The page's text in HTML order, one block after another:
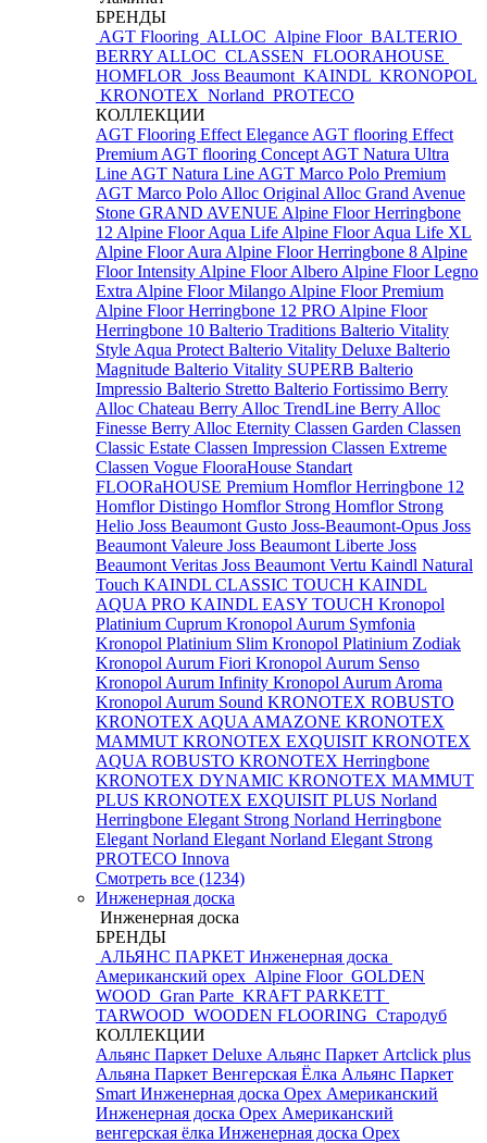
БРЕНДЫ
AGT Flooring ALLOC Alpine Floor BALTERIO
BERRY ALLOC CLASSEN FLOORAHOUSE
HOMFLOR Joss Beaumont KAINDL KRONOPOL
KRONOTEX Norland PROTECO
КОЛЛЕКЦИИ
AGT Flooring Effect Elegance AGT flooring Effect
Premium AGT flooring Concept AGT Natura Ultra
Line AGT Natura Line AGT Marco Polo Premium
AGT Marco Polo Alloc Original Alloc Grand Avenue
Stone GRAND AVENUE Alpine Floor Herringbone
12 Alpine Floor Aqua Life Alpine Floor Aqua Life XL
Alpine Floor Aura Alpine Floor Herringbone 8 Alpine
Floor Intensity Alpine Floor Albero Alpine Floor Legno
Extra Alpine Floor Milango Alpine Floor Premium
Alpine Floor Herringbone 12 PRO Alpine Floor
Herringbone 10 Balterio Traditions Balterio Vitality
Style Aqua Protect Balterio Vitality Deluxe Balterio
Magnitude Balterio Vitality SUPERB Balterio
Impressio Balterio Stretto Balterio Fortissimo Berry
Alloc Chateau Berry Alloc TrendLine Berry Alloc
Finesse Berry Alloc Eternity Classen Garden Classen
Classic Estate Classen Impression Classen Extreme
Classen Vogue FlooraHouse Standart
FLOORaHOUSE Premium Homflor Herringbone 12
Homflor Distingo Homflor Strong Homflor Strong
Helio Joss Beaumont Gusto Joss-Beaumont-Opus Joss
Beaumont Valeure Joss Beaumont Liberte Joss
Beaumont Veritas Joss Beaumont Vertu Kaindl Natural
Touch KAINDL CLASSIC TOUCH KAINDL
AQUA PRO KAINDL EASY TOUCH Kronopol
Platinium Cuprum Kronopol Aurum Symfonia
Kronopol Platinium Slim Kronopol Platinium Zodiak
Kronopol Aurum Fiori Kronopol Aurum Senso
Kronopol Aurum Infinity Kronopol Aurum Aroma
Kronopol Aurum Sound KRONOTEX ROBUSTO
KRONOTEX AQUA AMAZONE KRONOTEX
MAMMUT KRONOTEX EXQUISIT KRONOTEX
AQUA ROBUSTO KRONOTEX Herringbone
KRONOTEX DYNAMIC KRONOTEX MAMMUT
PLUS KRONOTEX EXQUISIT PLUS Norland
Herringbone Elegant Strong Norland Herringbone
Elegant Norland Elegant Norland Elegant Strong
PROTECO Innova
Смотреть все (1234)
Инженерная доска
Инженерная доска
БРЕНДЫ
АЛЬЯНС ПАРКЕТ Инженерная доска
Американский орех Alpine Floor GOLDEN
WOOD Gran Parte KRAFT PARKETT
TARWOOD WOODEN FLOORING Стародуб
КОЛЛЕКЦИИ
Альянс Паркет Deluxe Альянс Паркет Artclick plus
Альяна Паркет Венгерская Ёлка Альянс Паркет
Smart Инженерная доска Орех Американский
Инженерная доска Орех Американский
венгерская ёлка Инженерная доска Орех